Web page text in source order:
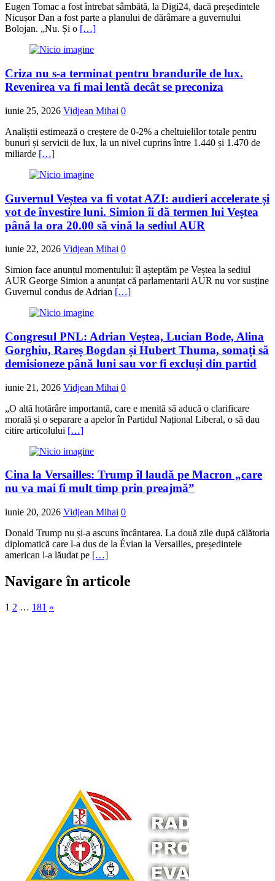
Eugen Tomac a fost întrebat sâmbătă, la Digi24, dacă președintele
Nicușor Dan a fost parte a planului de dărâmare a guvernului
Bolojan. „Nu. Și o […]
Criza nu s-a terminat pentru brandurile de lux.
Revenirea va fi mai lentă decât se preconiza
iunie 25, 2026 Vidjean Mihai 0
Analiștii estimează o creștere de 0-2% a cheltuielilor totale pentru
bunuri și servicii de lux, la un nivel cuprins între 1.440 și 1.470 de
miliarde […]
Guvernul Veștea va fi votat AZI: audieri accelerate și
vot de învestire luni. Simion îi dă termen lui Veștea
până la ora 20.00 să vină la sediul AUR
iunie 22, 2026 Vidjean Mihai 0
Simion face anunțul momentului: îl așteptăm pe Veștea la sediul
AUR George Simion a anunțat că parlamentarii AUR nu vor susține
Guvernul condus de Adrian […]
Congresul PNL: Adrian Veștea, Lucian Bode, Alina
Gorghiu, Rareș Bogdan și Hubert Thuma, somați să
demisioneze până luni sau vor fi excluși din partid
iunie 21, 2026 Vidjean Mihai 0
„O altă hotărâre importantă, care e menită să aducă o clarificare
morală și o separare a apelor în Partidul Național Liberal, o să dau
citire articolului […]
Cina la Versailles: Trump îl laudă pe Macron „care
nu va mai fi mult timp prin preajmă”
iunie 20, 2026 Vidjean Mihai 0
Donald Trump nu și-a ascuns încântarea. La două zile după călătoria
diplomatică care l-a dus de la Évian la Versailles, președintele
american l-a lăudat pe […]
Navigare în articole
1 2 … 181 »